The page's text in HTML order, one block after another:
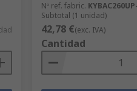
Nº ref. fabric.
Subtotal (1 unidad)
42,78 €(exc. IVA)
Cantidad